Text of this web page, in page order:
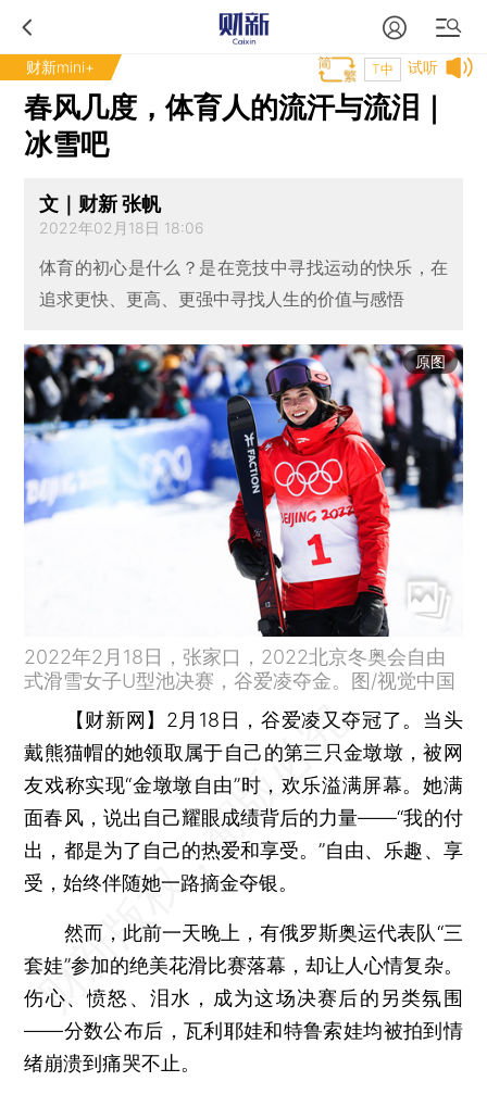
财新mini+ 试听
T中
春风几度，体育人的流汗与流泪｜
冰雪吧
文｜财新 张帆
2022年02月18日 18:06
体育的初心是什么？是在竞技中寻找运动的快乐，在
追求更快、更高、更强中寻找人生的价值与感悟
原图
2022年2月18日，张家口，2022北京冬奥会自由
式滑雪女子U型池决赛，谷爱凌夺金。图/视觉中国
【财新网】 2月18日，谷爱凌又夺冠了。当头
戴熊猫帽的她领取属于自己的第三只金墩墩，被网
友戏称实现“金墩墩自由”时，欢乐溢满屏幕。她满
面春风，说出自己耀眼成绩背后的力量——“我的付
出，都是为了自己的热爱和享受。”自由、乐趣、享
受，始终伴随她一路摘金夺银。
然而，此前一天晚上，有俄罗斯奥运代表队“三
套娃”参加的绝美花滑比赛落幕，却让人心情复杂。
伤心、愤怒、泪水，成为这场决赛后的另类氛围
——分数公布后，瓦利耶娃和特鲁索娃均被拍到情
绪崩溃到痛哭不止。